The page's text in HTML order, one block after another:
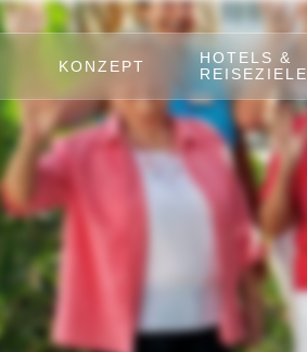
KONZEPT
HOTELS &
REISEZIELE